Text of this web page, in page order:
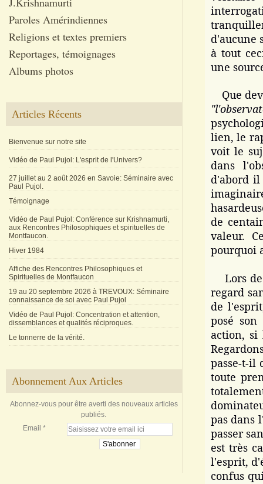
Paroles Amérindiennes
Religions et textes premiers
Reportages, témoignages
Albums photos
Articles Récents
Bienvenue sur notre site
Vidéo de Paul Pujol: L'esprit de l'Univers?
27 juillet au 2 août 2026 en Savoie: Séminaire avec
Paul Pujol.
Témoignage
Vidéo de Paul Pujol: Conférence sur Krishnamurti,
aux Rencontres Philosophiques et spirituelles de
Montfaucon.
Hiver 1984
Affiche des Rencontres Philosophiques et
Spirituelles de Montfaucon
19 au 20 septembre 2026 à TREVOUX: Séminaire
connaissance de soi avec Paul Pujol
Vidéo de Paul Pujol: Concentration et attention,
dissemblances et qualités réciproques.
Le tonnerre de la vérité.
Abonnement Aux Articles
Abonnez-vous pour être averti des nouveaux articles
publiés.
Email
d'aucune
à tout
une
Que
lien, le
voit le
dans
d'abord il
de
valeur.
pourquoi
Lors de
regard
de
posé
action, si
passe-t-il
toute
pas dans
passer
est très
l'esprit,
confus